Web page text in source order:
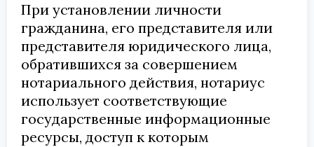
При установлении личности
гражданина, его представителя или
представителя юридического лица,
обратившихся за совершением
нотариального действия, нотариус
использует соответствующие
государственные информационные
ресурсы, доступ к которым